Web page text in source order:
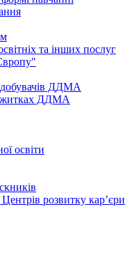
та інших послуг
ДДМА
ДДМА
освіти
розвитку кар’єри